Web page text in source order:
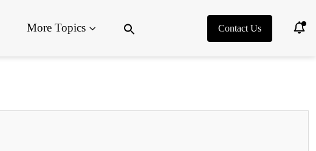
More Topics Contact Us